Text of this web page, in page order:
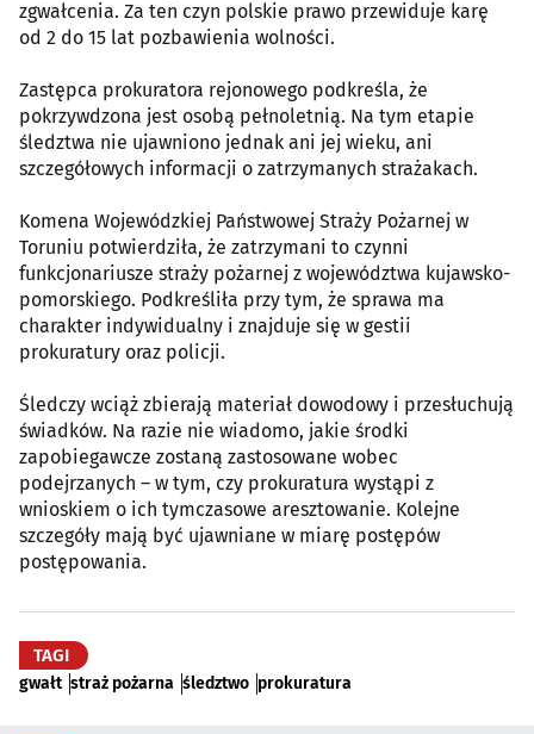
zgwałcenia. Za ten czyn polskie prawo przewiduje karę
od 2 do 15 lat pozbawienia wolności.
Zastępca prokuratora rejonowego podkreśla, że
pokrzywdzona jest osobą pełnoletnią. Na tym etapie
śledztwa nie ujawniono jednak ani jej wieku, ani
szczegółowych informacji o zatrzymanych strażakach.
Komena Wojewódzkiej Państwowej Straży Pożarnej w
Toruniu potwierdziła, że zatrzymani to czynni
funkcjonariusze straży pożarnej z województwa kujawsko-
pomorskiego. Podkreśliła przy tym, że sprawa ma
charakter indywidualny i znajduje się w gestii
prokuratury oraz policji.
Śledczy wciąż zbierają materiał dowodowy i przesłuchują
świadków. Na razie nie wiadomo, jakie środki
zapobiegawcze zostaną zastosowane wobec
podejrzanych – w tym, czy prokuratura wystąpi z
wnioskiem o ich tymczasowe aresztowanie. Kolejne
szczegóły mają być ujawniane w miarę postępów
postępowania.
TAGI
gwałt straż pożarna śledztwo prokuratura